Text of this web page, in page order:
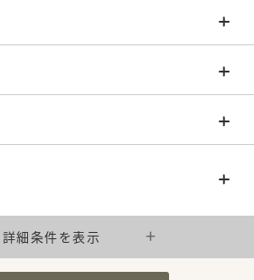
詳細条件を表示